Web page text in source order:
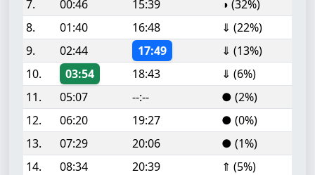
7.
00:46 15:39
◑ (32%)
8.
01:40 16:48
⇓ (22%)
9.
02:44 17:49
⇓ (13%)
10.
03:54 18:43
⇓ (6%)
11.
05:07 --:--
● (2%)
12.
06:20 19:27
● (0%)
13.
07:29 20:06
● (1%)
14.
08:34 20:39
⇑ (5%)